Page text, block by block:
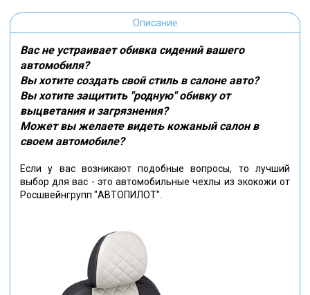
Описание
Вас не устраивает обивка сидений вашего
автомобиля?
Вы хотите создать свой стиль в салоне авто?
Вы хотите защитить "родную" обивку от
выцветания и загрязнения?
Может вы желаете видеть кожаный салон в
своем автомобиле?
Если у вас возникают подобные вопросы, то лучший
выбор для вас - это автомобильные чехлы из экокожи от
Росшвейнгрупп "АВТОПИЛОТ".